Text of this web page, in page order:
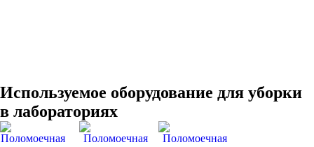
Используемое оборудование для уборки
в лабораториях